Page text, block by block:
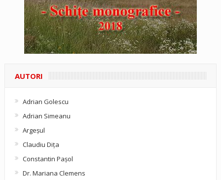
AUTORI
Adrian Golescu
Adrian Simeanu
Argeşul
Claudiu Diţa
Constantin Pașol
Dr. Mariana Clemens